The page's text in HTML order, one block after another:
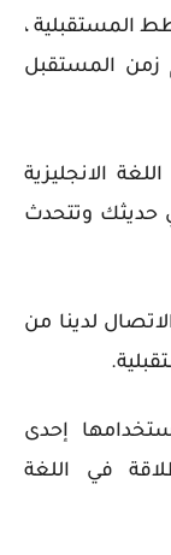
المستقبلية ،
زمن المستقبل
الانجليزية
حديثك وتتحدث
لدينا من
إحدى
في اللغة